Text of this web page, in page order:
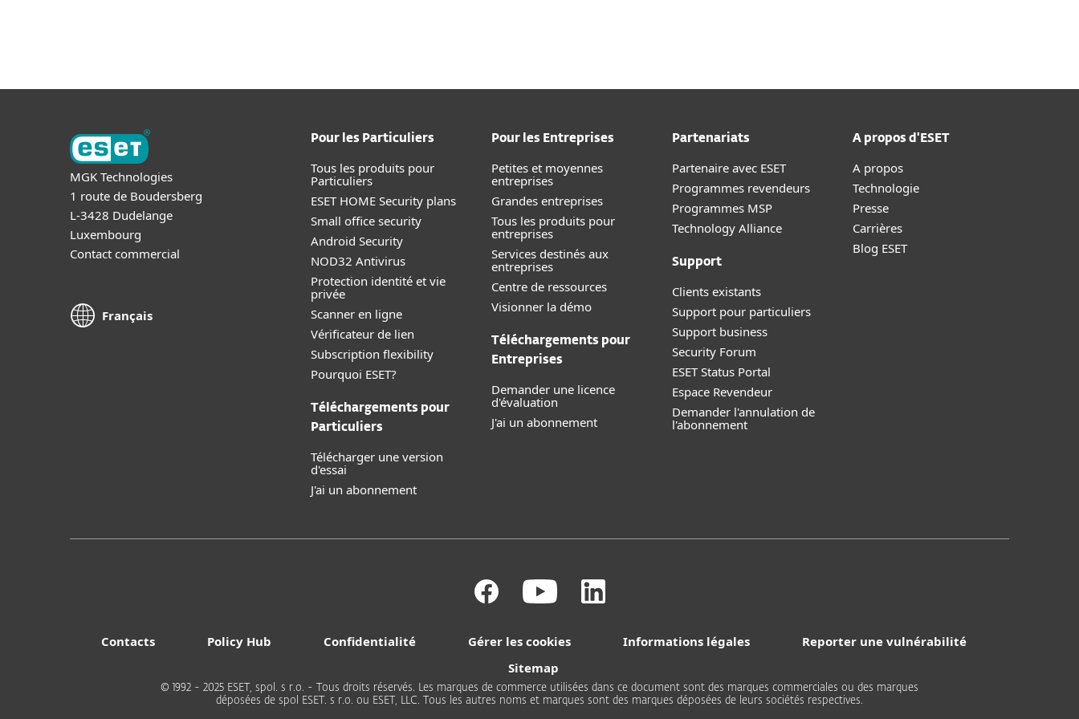
MGK Technologies
1 route de Boudersberg
L-3428 Dudelange
Luxembourg
Contact commercial
Français
Pour les Particuliers
Tous les produits pour
Particuliers
ESET HOME Security plans
Small office security
Android Security
NOD32 Antivirus
Protection identité et vie
privée
Scanner en ligne
Vérificateur de lien
Subscription flexibility
Pourquoi ESET?
Téléchargements pour
Particuliers
Télécharger une version
d'essai
J'ai un abonnement
Pour les Entreprises
Petites et moyennes
entreprises
Grandes entreprises
Tous les produits pour
entreprises
Services destinés aux
entreprises
Centre de ressources
Visionner la démo
Téléchargements pour
Entreprises
Demander une licence
d'évaluation
J'ai un abonnement
Partenariats
Partenaire avec ESET
Programmes revendeurs
Programmes MSP
Technology Alliance
Support
Clients existants
Support pour particuliers
Support business
Security Forum
ESET Status Portal
Espace Revendeur
Demander l'annulation de
l'abonnement
A propos d'ESET
A propos
Technologie
Presse
Carrières
Blog ESET
Contacts Policy Hub Confidentialité Gérer les cookies Informations légales
Reporter une vulnérabilité
Sitemap
© 1992 - 2025 ESET, spol. s r.o. - Tous droits réservés. Les marques de commerce utilisées dans ce document sont des marques commerciales ou des marques
déposées de spol ESET. s r.o. ou ESET, LLC. Tous les autres noms et marques sont des marques déposées de leurs sociétés respectives.